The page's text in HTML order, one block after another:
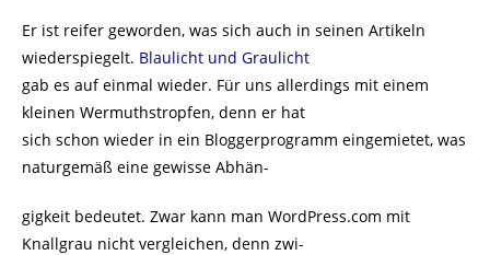
Er ist reifer geworden, was sich auch in seinen Artikeln
wiederspiegelt. Blaulicht und Graulicht
gab es auf einmal wieder. Für uns allerdings mit einem
kleinen Wermuthstropfen, denn er hat
sich schon wieder in ein Bloggerprogramm eingemietet, was
naturgemäß eine gewisse Abhän-
gigkeit bedeutet. Zwar kann man WordPress.com mit
Knallgrau nicht vergleichen, denn zwi-